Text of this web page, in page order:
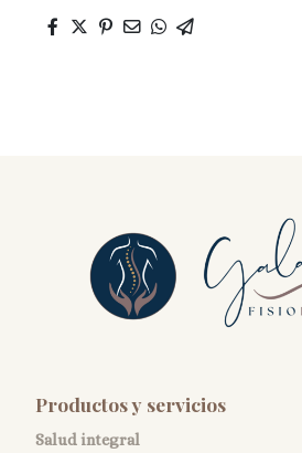
Productos y servicios
Salud integral